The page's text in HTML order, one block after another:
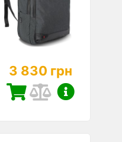
3 830 грн